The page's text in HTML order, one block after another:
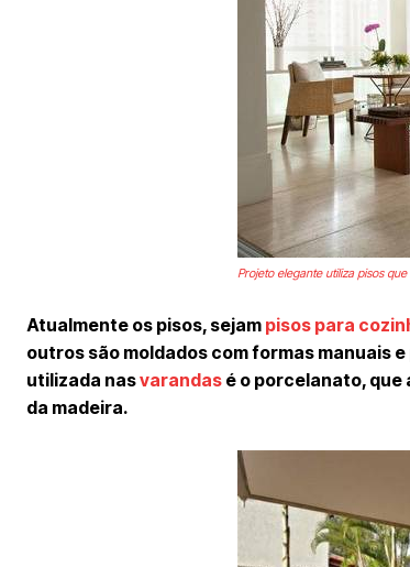
Projeto elegante utiliza pisos
Atualmente os pisos, sejam pisos para
outros são moldados com formas manuais
utilizada nasvarandas é o porcelanato,
da madeira.